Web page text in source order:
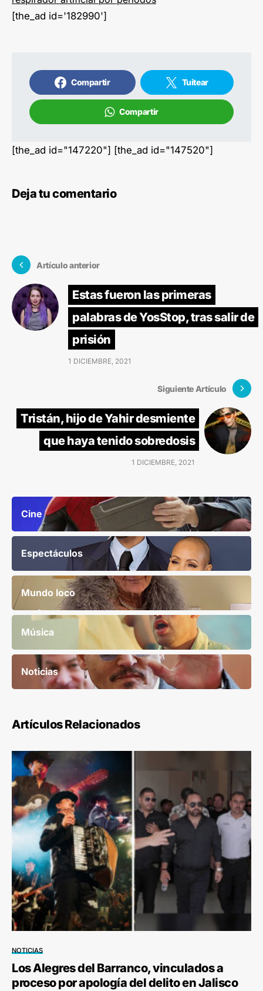
[the_ad id='182990']
Compartir Tuitear
Compartir
[the_ad id="147220"] [the_ad id="147520"]
Deja tu comentario
Artículo anterior
Estas fueron las primeras
palabras de YosStop, tras salir de
prisión
1 DICIEMBRE, 2021
Siguiente Artículo
Tristán, hijo de Yahir desmiente
que haya tenido sobredosis
1 DICIEMBRE, 2021
Cine
Espectáculos
Mundo loco
Música
Noticias
Artículos Relacionados
NOTICIAS
Los Alegres del Barranco, vinculados a
proceso por apología del delito en Jalisco